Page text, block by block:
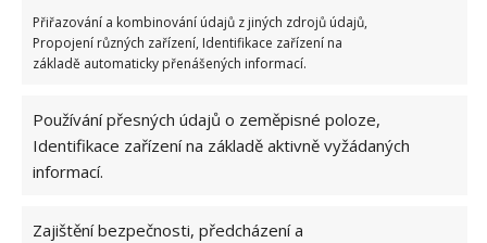
Přiřazování a kombinování údajů z jiných zdrojů údajů,
Propojení různých zařízení, Identifikace zařízení na
základě automaticky přenášených informací.
Používání přesných údajů o zeměpisné poloze,
Identifikace zařízení na základě aktivně vyžádaných
informací.
Zajištění bezpečnosti, předcházení a
Fotografie: Marina Zhukova